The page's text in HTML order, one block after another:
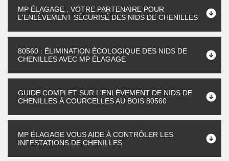
MP ÉLAGAGE , VOTRE PARTENAIRE POUR
L'ENLÈVEMENT SÉCURISÉ DES NIDS DE CHENILLES
80560 : ÉLIMINATION ÉCOLOGIQUE DES NIDS DE
CHENILLES AVEC MP ÉLAGAGE
GUIDE COMPLET SUR L'ENLÈVEMENT DE NIDS DE
CHENILLES À COURCELLES AU BOIS 80560
MP ÉLAGAGE VOUS AIDE À CONTRÔLER LES
INFESTATIONS DE CHENILLES